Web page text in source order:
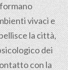
vivaci e
la città,
dei
con la